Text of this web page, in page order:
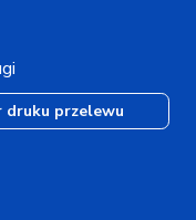
druku przelewu